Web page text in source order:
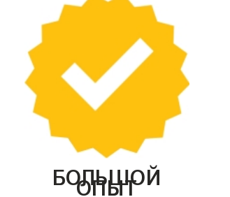
БОЛЬШОЙ
ОПЫТ